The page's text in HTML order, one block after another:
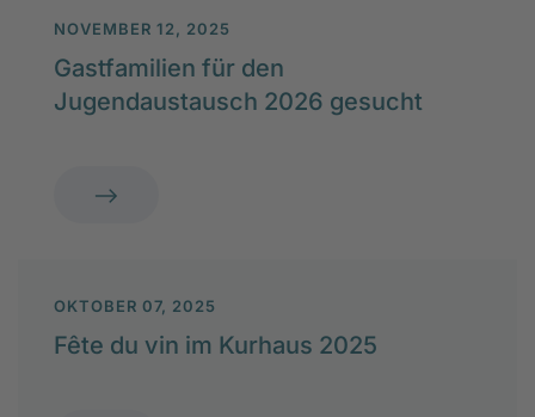
NOVEMBER 12, 2025
Gastfamilien für den
Jugendaustausch 2026 gesucht
OKTOBER 07, 2025
Fête du vin im Kurhaus 2025